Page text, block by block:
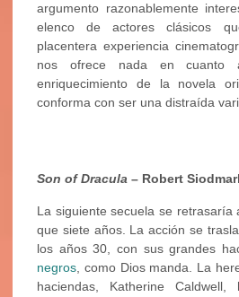
argumento razonablemente
elenco de actores clásicos
placentera experiencia
nos ofrece nada en cuanto
enriquecimiento de la novela
conforma con ser una distraída
Son of Dracula – Robert
La siguiente secuela se retrasaría
que siete años. La acción se
los años 30, con sus grandes
negros, como Dios manda. La
haciendas, Katherine